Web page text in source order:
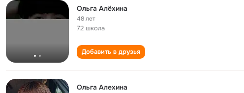
Ольга Алёхина
48 лет
72 школа
Добавить в друзья
Ольга Алехина